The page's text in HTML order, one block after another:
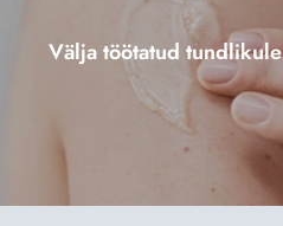
Välja töötatud